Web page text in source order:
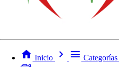
Inicio Categorías